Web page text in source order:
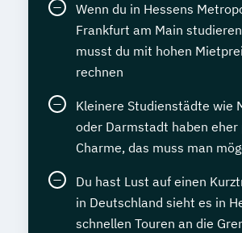
Wenn du in Hessens
Frankfurt am Main
musst du mit hohen
rechnen
Kleinere Studienstädte wie
oder Darmstadt haben eher
Charme, das muss man
Du hast Lust auf einen
in Deutschland sieht es in
schnellen Touren an die